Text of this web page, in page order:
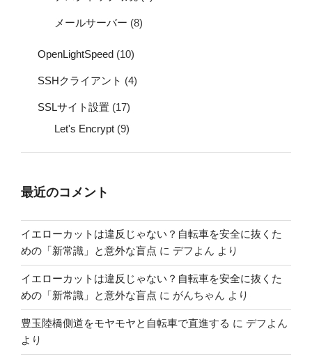
メールサーバー (8)
OpenLightSpeed (10)
SSHクライアント (4)
SSLサイト設置 (17)
Let's Encrypt (9)
最近のコメント
イエローカットは違反じゃない？自転車を安全に抜くた
めの「新常識」と意外な盲点 に デフよん より
イエローカットは違反じゃない？自転車を安全に抜くた
めの「新常識」と意外な盲点 に がんちゃん より
豊玉陸橋側道をモヤモヤと自転車で直進する に デフよん
より